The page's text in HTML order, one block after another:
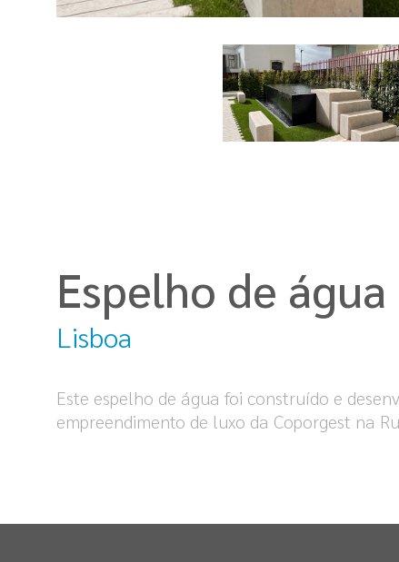
Espelho de água
Lisboa
Este espelho de água foi construído e
empreendimento de luxo da Coporgest na